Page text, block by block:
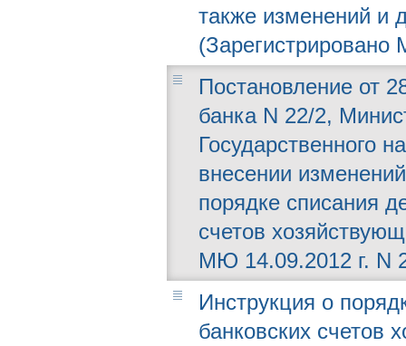
также изменений и
Постановление от
банка N 22/2,
Государственного
внесении
порядке списания
счетов
МЮ 14.09.2012 г. N
Инструкция о
банковских счетов